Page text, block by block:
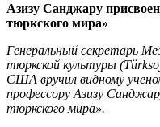
Азизу Санджару
тюркского мира»
Генеральный секретарь
тюркской культуры
США вручил видному
профессору Азизу
тюркского мира».